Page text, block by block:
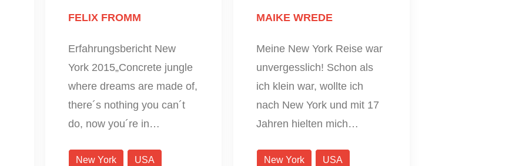
FELIX FROMM
Erfahrungsbericht New
York 2015„Concrete jungle
where dreams are made of,
there´s nothing you can´t
do, now you´re in…
New York USA
MAIKE WREDE
Meine New York Reise war
unvergesslich! Schon als
ich klein war, wollte ich
nach New York und mit 17
Jahren hielten mich…
New York USA